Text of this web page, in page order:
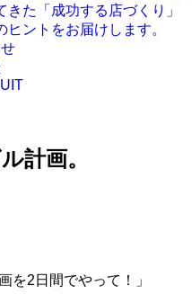
きた「成功する店づくり」
ヒントをお届けします。
計画。
を2日間でやって！」